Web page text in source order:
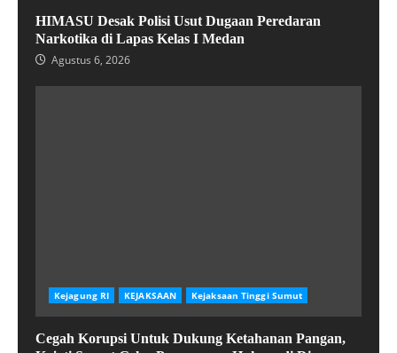
HIMASU Desak Polisi Usut Dugaan Peredaran
Narkotika di Lapas Kelas I Medan
Agustus 6, 2026
Kejagung RI KEJAKSAAN Kejaksaan Tinggi Sumut
Cegah Korupsi Untuk Dukung Ketahanan Pangan,